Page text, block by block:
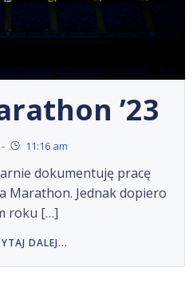
’23
- 11:16 am
dokumentuję pracę
Marathon. Jednak dopiero
roku […]
DALEJ...